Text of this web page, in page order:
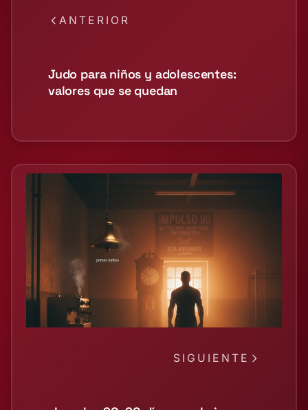
ANTERIOR
Judo para niños y adolescentes:
valores que se quedan
SIGUIENTE